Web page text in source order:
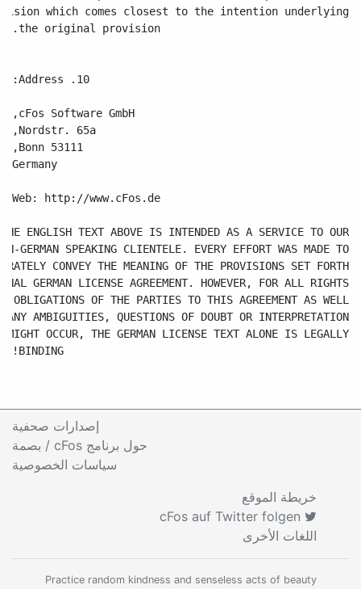
إصدارات صحفية
حول برنامج cFos / بصمة
سياسات الخصوصية
خريطة الموقع
اللغات الأخرى
Practice random kindness and senseless acts of beauty